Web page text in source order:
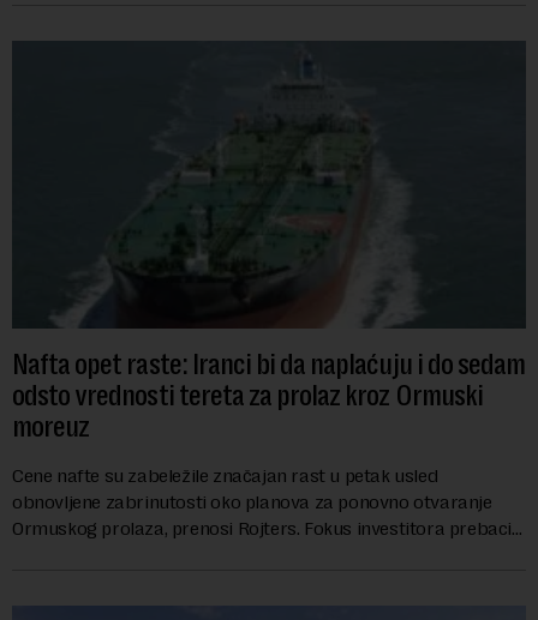
Nafta opet raste: Iranci bi da naplaćuju i do sedam
odsto vrednosti tereta za prolaz kroz Ormuski
moreuz
Cene nafte su zabeležile značajan rast u petak usled
obnovljene zabrinutosti oko planova za ponovno otvaranje
Ormuskog prolaza, prenosi Rojters. Fokus investitora prebacio